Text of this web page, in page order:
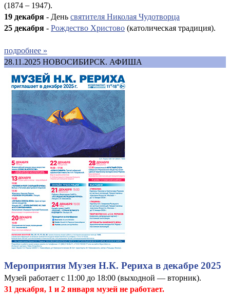
(1874 –1947).
19 декабря - День святителя Николая Чудотворца
25 декабря - Рождество Христово (католическая традиция).
подробнее »
28.11.2025 НОВОСИБИРСК. АФИША
Мероприятия Музея Н.К. Рериха в декабре 2025
Музей работает с 11:00 до 18:00 (выходной — вторник).
31 декабря, 1 и 2 января музей не работает.